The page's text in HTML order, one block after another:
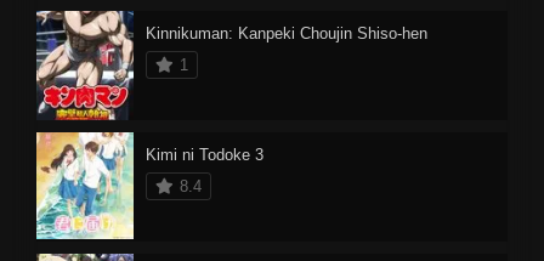
Kinnikuman: Kanpeki Chоujin Shiso-hen
1
Kimi ni Todoke 3
8.4